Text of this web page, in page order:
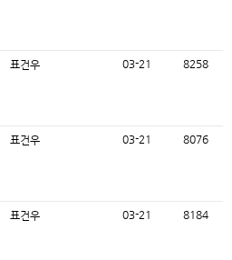
표건우 03-21 8258
표건우 03-21 8076
표건우 03-21 8184